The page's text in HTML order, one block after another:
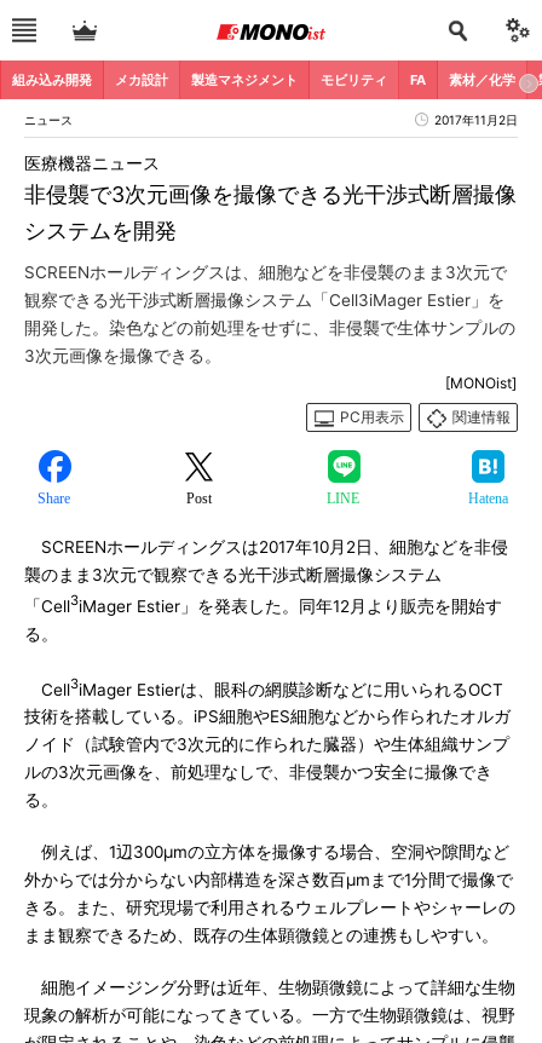
組み込み開発 メカ設計 製造マネジメント モビリティ FA 素材／化学
ニュース 2017年11月2日
非侵襲で3次元画像を撮像できる光干渉式断層撮像
システムを開発
医療機器ニュース
SCREENホールディングスは、細胞などを非侵襲のまま3次元で
観察できる光干渉式断層撮像システム「Cell3iMager Estier」を
開発した。染色などの前処理をせずに、非侵襲で生体サンプルの
3次元画像を撮像できる。
[MONOist]
PC用表示
関連情報
Share Post LINE Hatena
SCREENホールディングスは2017年10月2日、細胞などを非侵
襲のまま3次元で観察できる光干渉式断層撮像システム
「Cell3iMager Estier」を発表した。同年12月より販売を開始す
る。
Cell3iMager Estierは、眼科の網膜診断などに用いられるOCT
技術を搭載している。iPS細胞やES細胞などから作られたオルガ
ノイド（試験管内で3次元的に作られた臓器）や生体組織サンプ
ルの3次元画像を、前処理なしで、非侵襲かつ安全に撮像でき
る。
例えば、1辺300μmの立方体を撮像する場合、空洞や隙間など
外からでは分からない内部構造を深さ数百μmまで1分間で撮像で
きる。また、研究現場で利用されるウェルプレートやシャーレの
まま観察できるため、既存の生体顕微鏡との連携もしやすい。
細胞イメージング分野は近年、生物顕微鏡によって詳細な生物
現象の解析が可能になってきている。一方で生物顕微鏡は、視野